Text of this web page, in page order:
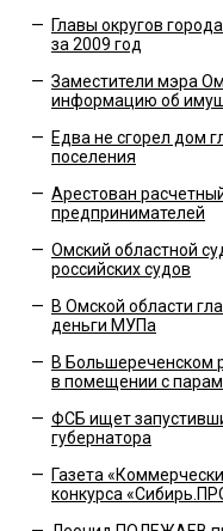
— Главы округов
за 2009 год
— Заместители мэра
информацию об
— Едва не сгорел дом
поселения
— Арестован
предпринимателей
— Омский областной
российских судов
— В Омской области
деньги МУПа
— В Большереченском
в помещении с
— ФСБ ищет
губернатора
— Газета
конкурса